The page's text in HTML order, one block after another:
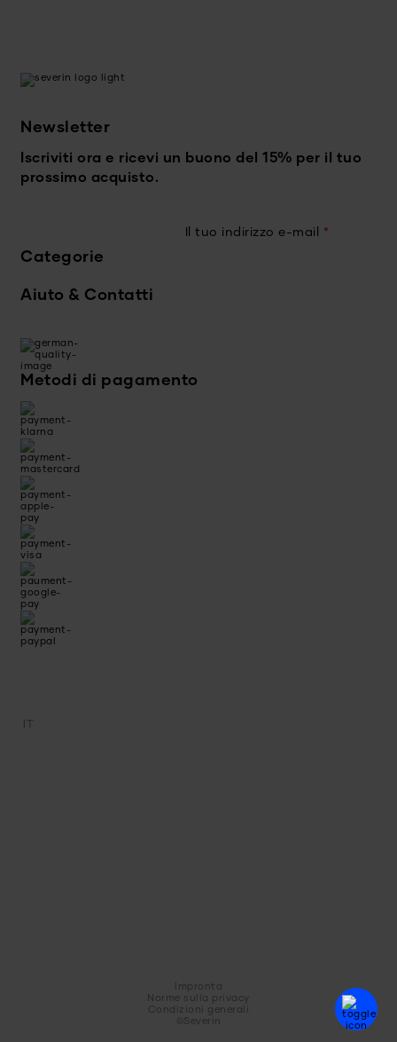
Newsletter
Iscriviti ora e ricevi un buono del 15% per il tuo
prossimo acquisto.
Il tuo indirizzo e-mail *
Categorie
Aiuto & Contatti
Metodi di pagamento
Impronta
Norme sulla privacy
Condizioni generali
©Severin